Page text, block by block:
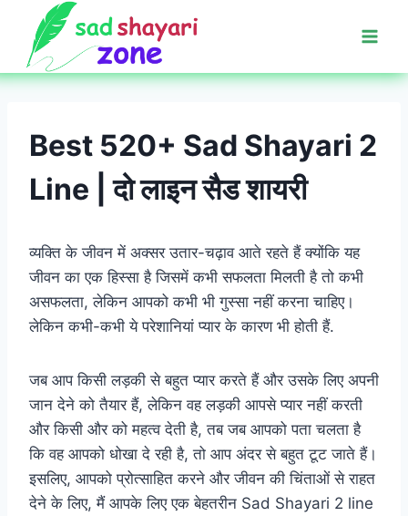
content
Best 520+ Sad Shayari 2
Line | दो लाइन सैड शायरी
व्यक्ति के जीवन में अक्सर उतार-चढ़ाव आते रहते हैं क्योंकि यह
जीवन का एक हिस्सा है जिसमें कभी सफलता मिलती है तो कभी
असफलता, लेकिन आपको कभी भी गुस्सा नहीं करना चाहिए।
लेकिन कभी-कभी ये परेशानियां प्यार के कारण भी होती हैं.
जब आप किसी लड़की से बहुत प्यार करते हैं और उसके लिए अपनी
जान देने को तैयार हैं, लेकिन वह लड़की आपसे प्यार नहीं करती
और किसी और को महत्व देती है, तब जब आपको पता चलता है
कि वह आपको धोखा दे रही है, तो आप अंदर से बहुत टूट जाते हैं।
इसलिए, आपको प्रोत्साहित करने और जीवन की चिंताओं से राहत
देने के लिए, मैं आपके लिए एक बेहतरीन Sad Shayari 2 line